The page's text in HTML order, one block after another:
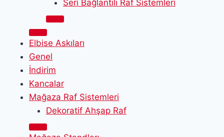
Seri Bağlantılı Raf Sistemleri
Elbise Askıları
Genel
İndirim
Kancalar
Mağaza Raf Sistemleri
Dekoratif Ahşap Raf